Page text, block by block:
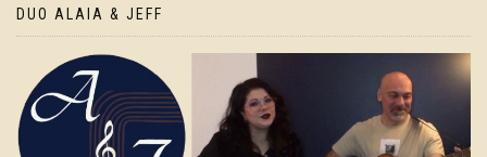
DUO ALAIA & JEFF